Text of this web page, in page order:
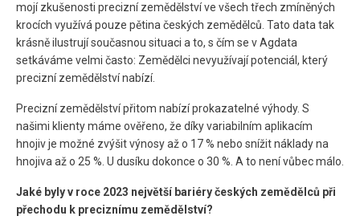
mojí zkušenosti precizní zemědělství ve všech třech zmíněných
krocích využívá pouze pětina českých zemědělců. Tato data tak
krásně ilustrují současnou situaci a to, s čím se v Agdata
setkáváme velmi často: Zemědělci nevyužívají potenciál, který
precizní zemědělství nabízí.
Precizní zemědělství přitom nabízí prokazatelné výhody. S
našimi klienty máme ověřeno, že díky variabilním aplikacím
hnojiv je možné zvýšit výnosy až o 17 % nebo snížit náklady na
hnojiva až o 25 %. U dusíku dokonce o 30 %. A to není vůbec málo.
Jaké byly v roce 2023 největší bariéry českých zemědělců při
přechodu k preciznímu zemědělství?